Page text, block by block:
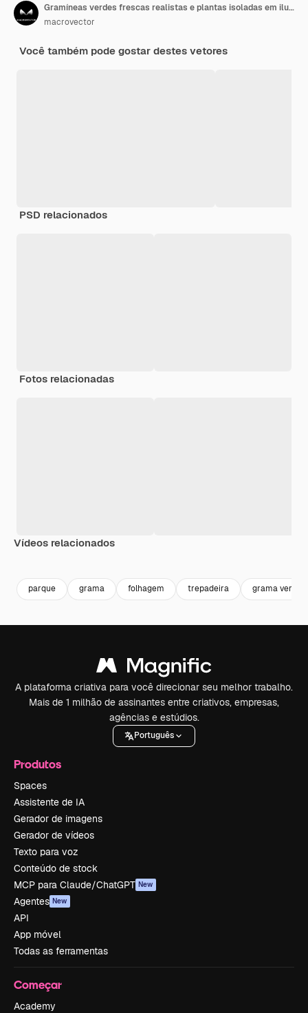
Gramíneas verdes frescas realistas e plantas isoladas em ilustração de fundo transparente
macrovector
Você também pode gostar destes vetores
PSD relacionados
Fotos relacionadas
Vídeos relacionados
parque grama folhagem trepadeira grama verde
A plataforma criativa para você direcionar seu melhor trabalho.
Mais de 1 milhão de assinantes entre criativos, empresas,
agências e estúdios.
Português
Produtos
Spaces
Assistente de IA
Gerador de imagens
Gerador de vídeos
Texto para voz
Conteúdo de stock
MCP para Claude/ChatGPT New
Agentes New
API
App móvel
Todas as ferramentas
Começar
Academy